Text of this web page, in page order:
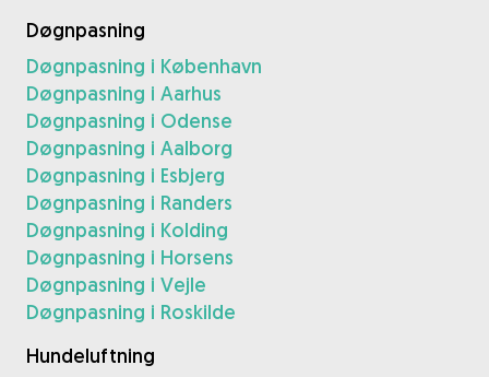
Døgnpasning
Døgnpasning i København
Døgnpasning i Aarhus
Døgnpasning i Odense
Døgnpasning i Aalborg
Døgnpasning i Esbjerg
Døgnpasning i Randers
Døgnpasning i Kolding
Døgnpasning i Horsens
Døgnpasning i Vejle
Døgnpasning i Roskilde
Hundeluftning